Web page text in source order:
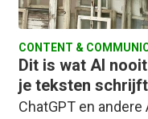
CONTENT &
Dit is wat AI
je teksten schrijft
ChatGPT en